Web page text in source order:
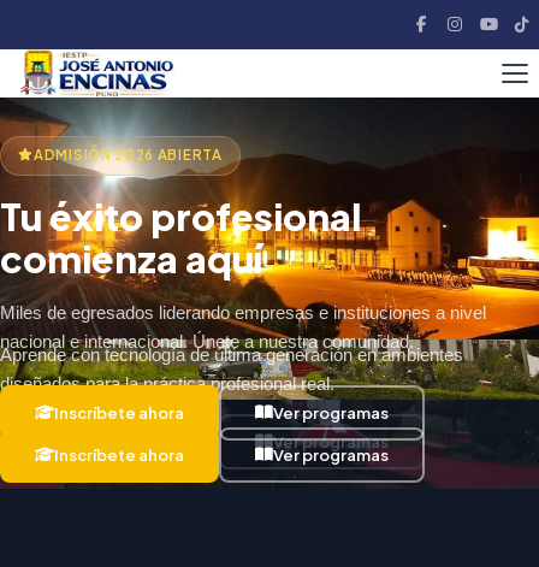
ADMISIÓN 2026 ABIERTA
Talleres y laboratorios
equipados para tu
aprendizaje
Aprende con tecnología de última generación en ambientes
diseñados para la práctica profesional real.
Inscríbete ahora Ver programas
ADMISIÓN 2026 ABIERTA
Tu éxito profesional
comienza aquí
Miles de egresados liderando empresas e instituciones a nivel
nacional e internacional. Únete a nuestra comunidad.
Inscríbete ahora Ver programas